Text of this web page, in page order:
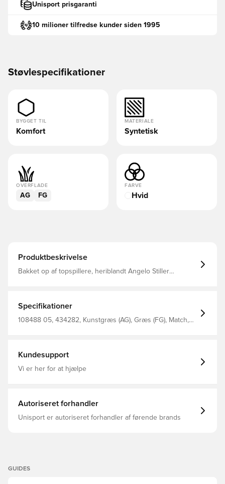
Unisport prisgaranti
10 milioner tilfredse kunder siden 1995
Støvlespecifikationer
BYGGET TIL
Komfort
MATERIALE
Syntetisk
OVERFLADE
AG FG
FARVE
Hvid
Produktbeskrivelse
Bakket op af topspillere, heriblandt Angelo Stiller
chance for at levere et show. FG+AG knopper til både
naturgræs og kunstgræsbaner.
Specifikationer
108488 05, 434282, Kunstgræs (AG), Græs (FG), Match,
Kundesupport
Vi er her for at hjælpe
Autoriseret forhandler
Unisport er autoriseret forhandler af førende brands
GUIDES